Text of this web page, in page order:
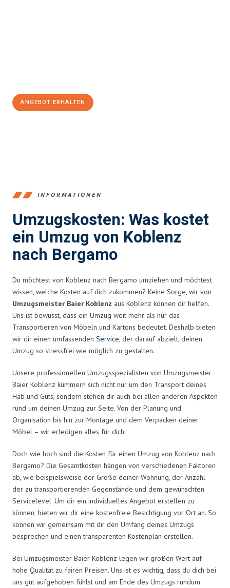
ANGEBOT ERHALTEN
INFORMATIONEN
Umzugskosten: Was kostet
ein Umzug von Koblenz
nach Bergamo
Du möchtest von Koblenz nach Bergamo umziehen und möchtest
wissen, welche Kosten auf dich zukommen? Keine Sorge, wir von
Umzugsmeister Baier Koblenz aus Koblenz können dir helfen.
Uns ist bewusst, dass ein Umzug weit mehr als nur das
Transportieren von Möbeln und Kartons bedeutet. Deshalb bieten
wir dir einen umfassenden Service, der darauf abzielt, deinen
Umzug so stressfrei wie möglich zu gestalten.
Unsere professionellen Umzugsspezialisten von Umzugsmeister
Baier Koblenz kümmern sich nicht nur um den Transport deines
Hab und Guts, sondern stehen dir auch bei allen anderen Aspekten
rund um deinen Umzug zur Seite. Von der Planung und
Organisation bis hin zur Montage und dem Verpacken deiner
Möbel – wir erledigen alles für dich.
Doch wie hoch sind die Kosten für einen Umzug von Koblenz nach
Bergamo? Die Gesamtkosten hängen von verschiedenen Faktoren
ab, wie beispielsweise der Größe deiner Wohnung, der Anzahl
der zu transportierenden Gegenstände und dem gewünschten
Servicelevel. Um dir ein individuelles Angebot erstellen zu
können, bieten wir dir eine kostenfreie Besichtigung vor Ort an. So
können wir gemeinsam mit dir den Umfang deines Umzugs
besprechen und einen transparenten Kostenplan erstellen.
Bei Umzugsmeister Baier Koblenz legen wir großen Wert auf
hohe Qualität zu fairen Preisen. Uns ist es wichtig, dass du dich bei
uns gut aufgehoben fühlst und am Ende des Umzugs rundum